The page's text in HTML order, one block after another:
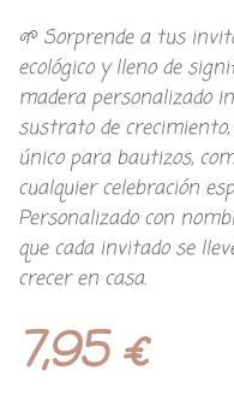
🌱 Sorprende a tus
ecológico y lleno de
madera personalizado
sustrato de
único para bautizos,
cualquier celebración
Personalizado con
que cada invitado se
crecer en casa.
7,95€